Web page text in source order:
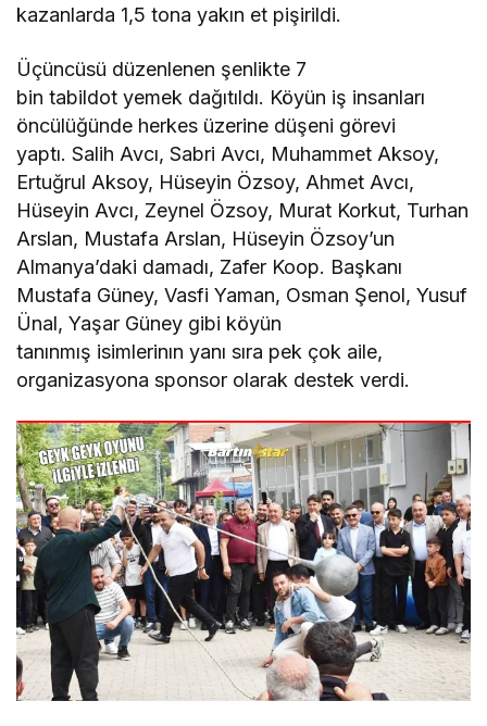
kazanlarda 1,5 tona yakın et pişirildi.
Üçüncüsü düzenlenen şenlikte 7
bin tabildot yemek dağıtıldı. Köyün iş insanları
öncülüğünde herkes üzerine düşeni görevi
yaptı. Salih Avcı, Sabri Avcı, Muhammet Aksoy,
Ertuğrul Aksoy, Hüseyin Özsoy, Ahmet Avcı,
Hüseyin Avcı, Zeynel Özsoy, Murat Korkut, Turhan
Arslan, Mustafa Arslan, Hüseyin Özsoy’un
Almanya’daki damadı, Zafer Koop. Başkanı
Mustafa Güney, Vasfi Yaman, Osman Şenol, Yusuf
Ünal, Yaşar Güney gibi köyün
tanınmış isimlerinın yanı sıra pek çok aile,
organizasyona sponsor olarak destek verdi.